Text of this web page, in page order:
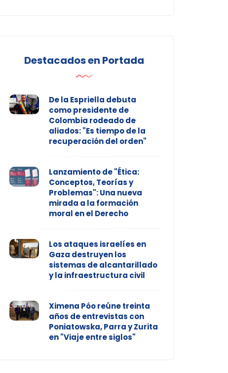
Destacados en Portada
De la Espriella debuta
como presidente de
Colombia rodeado de
aliados: "Es tiempo de la
recuperación del orden"
Lanzamiento de "Ética:
Conceptos, Teorías y
Problemas": Una nueva
mirada a la formación
moral en el Derecho
Los ataques israelíes en
Gaza destruyen los
sistemas de alcantarillado
y la infraestructura civil
Ximena Póo reúne treinta
años de entrevistas con
Poniatowska, Parra y Zurita
en "Viaje entre siglos"